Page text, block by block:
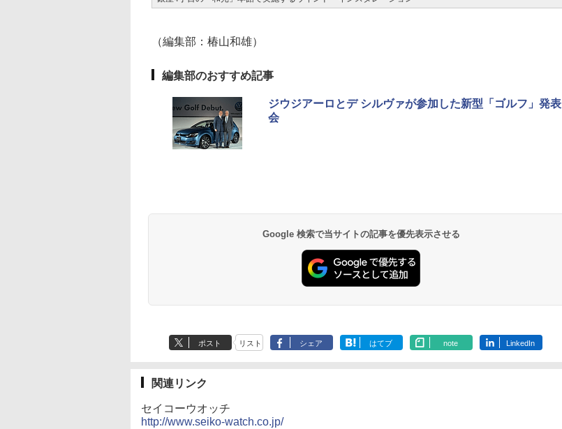
（編集部：椿山和雄）
編集部のおすすめ記事
ジウジアーロとデ シルヴァが参加した新型「ゴルフ」発表
会
Google 検索で当サイトの記事を優先表示させる
ポスト リスト シェア はてブ note LinkedIn
関連リンク
セイコーウオッチ
http://www.seiko-watch.co.jp/